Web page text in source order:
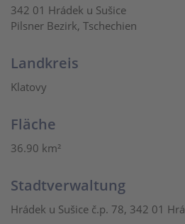
342 01 Hrádek u Sušice
Pilsner Bezirk, Tschechien
Landkreis
Klatovy
Fläche
36.90 km²
Stadtverwaltung
Hrádek u Sušice č.p. 78, 342 01